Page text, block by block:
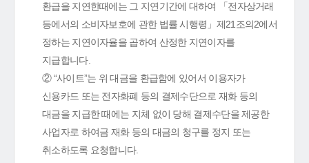
환급을 지연한때에는 그 지연기간에 대하여 「전자상거래
등에서의 소비자보호에 관한 법률 시행령」제21조의2에서
정하는 지연이자율을 곱하여 산정한 지연이자를
지급합니다.
② “사이트”는 위 대금을 환급함에 있어서 이용자가
신용카드 또는 전자화폐 등의 결제수단으로 재화 등의
대금을 지급한 때에는 지체 없이 당해 결제수단을 제공한
사업자로 하여금 재화 등의 대금의 청구를 정지 또는
취소하도록 요청합니다.